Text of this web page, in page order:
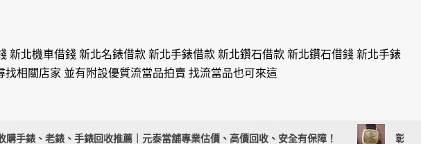
北機車借錢 新北名錶借款 新北手錶借款 新北鑽石借款 新北鑽石借錢 新北手錶
相關店家 並有附設優質流當品拍賣 找流當品也可來這
老錶、手錶回收推薦｜元泰當舖專業估價、高價回收、安全有保障！ 彰化流當手